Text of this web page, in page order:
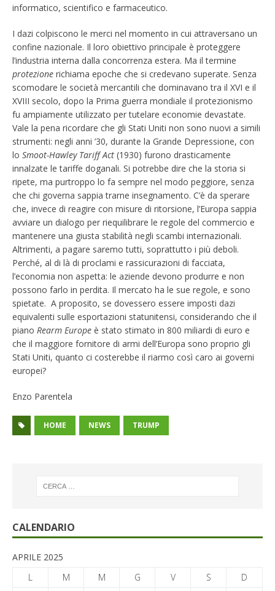
informatico, scientifico e farmaceutico.
I dazi colpiscono le merci nel momento in cui attraversano un
confine nazionale. Il loro obiettivo principale è proteggere
l’industria interna dalla concorrenza estera. Ma il termine
protezione richiama epoche che si credevano superate. Senza
scomodare le società mercantili che dominavano tra il XVI e il
XVIII secolo, dopo la Prima guerra mondiale il protezionismo
fu ampiamente utilizzato per tutelare economie devastate.
Vale la pena ricordare che gli Stati Uniti non sono nuovi a simili
strumenti: negli anni ’30, durante la Grande Depressione, con
lo Smoot-Hawley Tariff Act (1930) furono drasticamente
innalzate le tariffe doganali. Si potrebbe dire che la storia si
ripete, ma purtroppo lo fa sempre nel modo peggiore, senza
che chi governa sappia trarne insegnamento. C’è da sperare
che, invece di reagire con misure di ritorsione, l’Europa sappia
avviare un dialogo per riequilibrare le regole del commercio e
mantenere una giusta stabilità negli scambi internazionali.
Altrimenti, a pagare saremo tutti, soprattutto i più deboli.
Perché, al di là di proclami e rassicurazioni di facciata,
l’economia non aspetta: le aziende devono produrre e non
possono farlo in perdita. Il mercato ha le sue regole, e sono
spietate. A proposito, se dovessero essere imposti dazi
equivalenti sulle esportazioni statunitensi, considerando che il
piano Rearm Europe è stato stimato in 800 miliardi di euro e
che il maggiore fornitore di armi dell’Europa sono proprio gli
Stati Uniti, quanto ci costerebbe il riarmo così caro ai governi
europei?
Enzo Parentela
HOME NEWS TRUMP
CALENDARIO
APRILE 2025
L
M M G V S
D